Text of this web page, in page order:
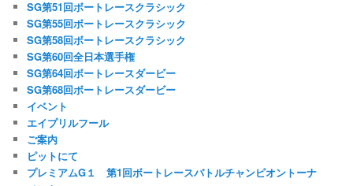
SG第51回ボートレースクラシック
SG第55回ボートレースクラシック
SG第58回ボートレースクラシック
SG第60回全日本選手権
SG第64回ボートレースダービー
SG第68回ボートレースダービー
イベント
エイプリルフール
ご案内
ピットにて
プレミアムG１ 第1回ボートレースバトルチャンピオントーナ